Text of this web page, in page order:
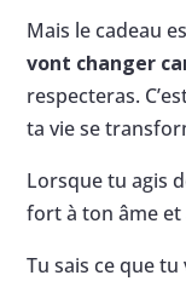
Mais le cadeau
vont changer
respecteras.
ta vie se
Lorsque tu agis
fort à ton âme et
Tu sais ce que